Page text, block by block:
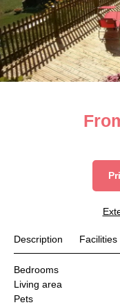
Description Facilities
Bedrooms
Living area
Pets